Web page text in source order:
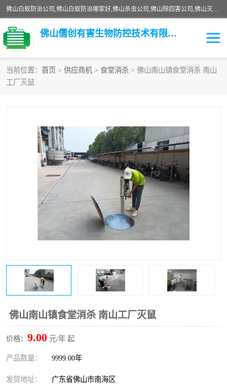
佛山白蚁防治公司,佛山白蚁防治哪家好,佛山杀虫公司,佛山除四害公司,佛山灭白蚁公司,佛山白蚁防治佛山儒创有害生物防治有限公司是一家佛山杀虫公司、佛山除四害公司、佛山灭白蚁公司、佛山白蚁防治公司，让您远离虫害困扰。要问佛山白蚁防治哪家好？佛山儒创有害生物防治有限公司全佛山、广州，正规公司，上门勘查，可靠，售后有保障。
佛山儒创有害生物防控技术有限公司
当前位置： 首页 > 供应商机 > 食堂消杀 > 佛山南山镇食堂消杀 南山
工厂灭鼠
佛山南山镇食堂消杀 南山工厂灭鼠
价格： 9.00 元/年 起
产品数量： 9999.00年
发货地址： 广东省佛山市南海区
白蚁消杀
除四害 食堂消杀
校园消杀 园区消杀
害虫防治